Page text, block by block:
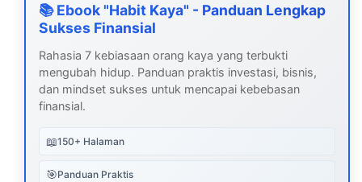
📚 Ebook "Habit Kaya" - Panduan Lengkap
Sukses Finansial
Rahasia 7 kebiasaan orang kaya yang terbukti
mengubah hidup. Panduan praktis investasi, bisnis,
dan mindset sukses untuk mencapai kebebasan
finansial.
📖150+ Halaman
🎯Panduan Praktis